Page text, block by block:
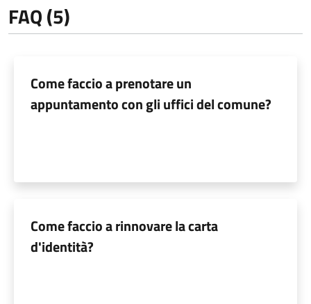
FAQ (5)
Come faccio a prenotare un
appuntamento con gli uffici del comune?
Come faccio a rinnovare la carta
d'identità?